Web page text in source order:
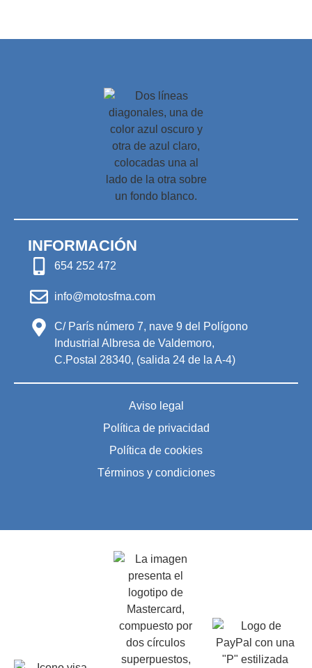
Aviso legal
Política de privacidad
Política de cookies
Términos y condiciones
INFORMACIÓN
654 252 472
info@motosfma.com
C/ París número 7, nave 9 del Polígono
Industrial Albresa de Valdemoro,
C.Postal 28340, (salida 24 de la A-4)